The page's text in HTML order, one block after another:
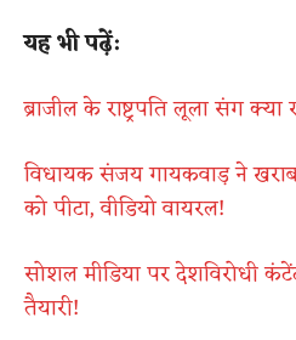
यह भी पढ़ें:
ब्राजील के राष्ट्रपति लूला संग
विधायक संजय गायकवाड़ ने
को पीटा, वीडियो वायरल!
सोशल मीडिया पर देशविरोधी
तैयारी!